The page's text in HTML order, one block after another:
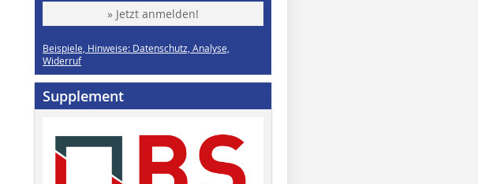
» Jetzt anmelden!
Beispiele, Hinweise: Datenschutz, Analyse,
Widerruf
Supplement